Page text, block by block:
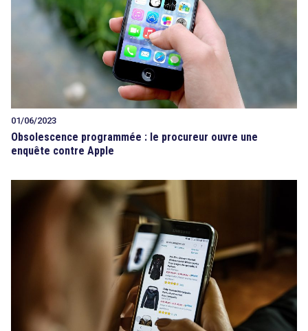
01/06/2023
Obsolescence programmée : le procureur ouvre une
enquête contre Apple